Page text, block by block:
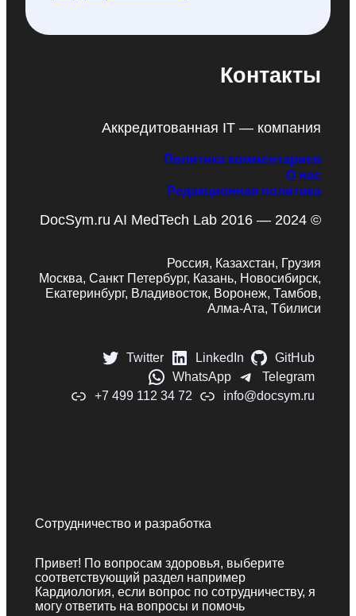
Контакты
Аккредитованная IT — компания
Политика комментариев
О нас
Редакционная политика
DocSym.ru AI MedTech Lab 2016 — 2024 ©
Россия, Казахстан, Грузия
Москва, Санкт Петербург, Казань, Новосибирск,
Екатеринбург, Владивосток, Воронеж, Тамбов,
Алма-Ата, Тбилиси
Twitter LinkedIn
GitHub
WhatsApp
Telegram
+7 499 112 34 72
info@docsym.ru
Сотрудничество и разработка
Привет! По вопросам здоровья, выберите
соответствующий раздел например
Кардиология, если вопрос по сотрудничеству, я
могу ответить на вопросы и помочь